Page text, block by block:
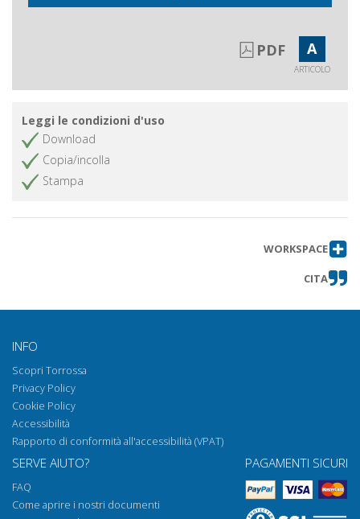
PDF A
ARTICOLO
Leggi le condizioni d'uso
Download
Copia/incolla
Stampa
WORKSPACE
CITA
INFO
Scopri Torrossa
Privacy Policy
Cookie Policy
Accessibilità
Rapporto di conformità all'accessibilità (VPAT)
SERVE AIUTO?
FAQ
Come aprire i nostri documenti
PAGAMENTI SICURI